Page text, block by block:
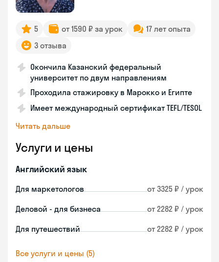
5 от 1590 ₽ за урок
17 лет опыта
3 отзыва
Окончила Казанский федеральный
университет по двум направлениям
Проходила стажировку в Марокко и Египте
Имеет международный сертификат TEFL/TESOL
Читать дальше
Услуги и цены
Английский язык
Для маркетологов от 3325 ₽ / урок
Деловой - для бизнеса от 2282 ₽ / урок
Для путешествий от 2282 ₽ / урок
Все услуги и цены (5)